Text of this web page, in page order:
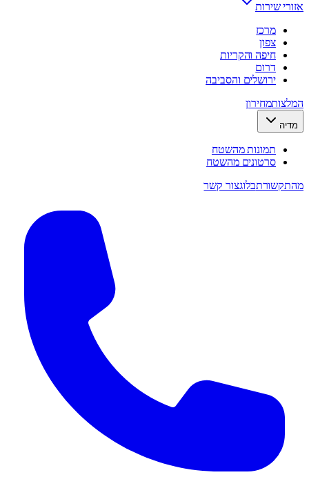
אזורי שירות
מרכז
צפון
חיפה והקריות
דרום
ירושלים והסביבה
המלצותמחירון
מדיה
תמונות מהשטח
סרטונים מהשטח
מהתקשורתבלוגצור קשר